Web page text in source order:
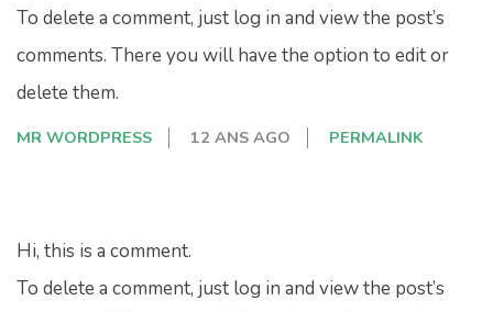
To delete a comment, just log in and view the post’s
comments. There you will have the option to edit or
delete them.
MR WORDPRESS 12 ANS AGO PERMALINK
Hi, this is a comment.
To delete a comment, just log in and view the post’s